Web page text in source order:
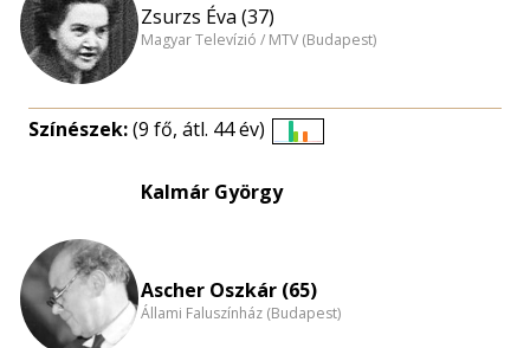
Zsurzs Éva (37)
Magyar Televízió / MTV (Budapest)
Színészek:(9 fő, átl. 44 év)
Kalmár György
Ascher Oszkár (65)
Állami Faluszínház (Budapest)